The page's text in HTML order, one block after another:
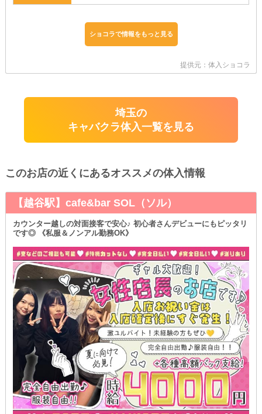
ショコラで情報をもっと見る
提供元：体入ショコラ
埼玉の
キャバクラ体入一覧を見る
このお店の近くにあるオススメの体入情報
【越谷駅】cafe&bar SOL（ソル）
カウンター越しの対面接客で安心♪ 初心者さんデビューにもピッタリ
です◎ 《私服＆ノンアル勤務OK》